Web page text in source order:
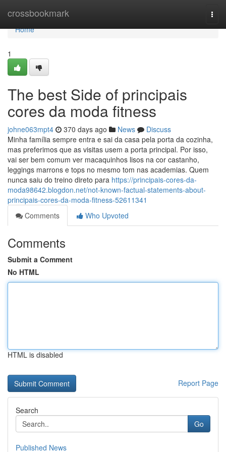
crossbookmark
Home
Home
1
The best Side of principais
cores da moda fitness
johne063mpt4 370 days ago News
Discuss
Minha família sempre entra e sai da casa pela porta da cozinha,
mas preferimos que as visitas usem a porta principal. Por isso,
vai ser bem comum ver macaquinhos lisos na cor castanho,
leggings marrons e tops no mesmo tom nas academias. Quem
nunca saiu do treino direto para https://principais-cores-da-
moda98642.blogdon.net/not-known-factual-statements-about-
principais-cores-da-moda-fitness-52611341
Comments
Who Upvoted
Comments
Submit a Comment
No HTML
HTML is disabled
Report Page
Search
Go
Published News